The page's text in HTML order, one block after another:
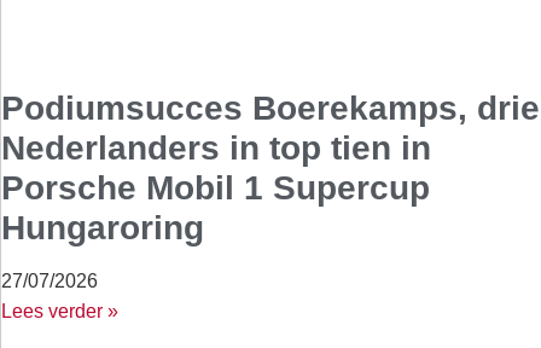
Podiumsucces Boerekamps, drie
Nederlanders in top tien in
Porsche Mobil 1 Supercup
Hungaroring
27/07/2026
Lees verder »